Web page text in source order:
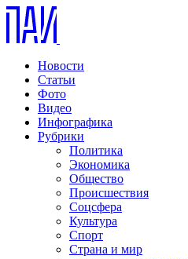
Новости
Статьи
Фото
Видео
Инфографика
Рубрики
Политика
Экономика
Общество
Происшествия
Соцсфера
Культура
Спорт
Страна и мир